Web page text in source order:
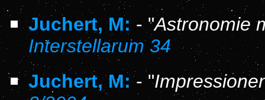
Juchert, M:- "Astronomie
Interstellarum 34
Juchert, M:- "